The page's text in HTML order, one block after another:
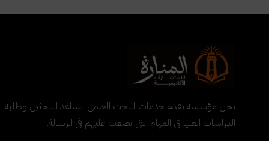
نحن مؤسسة تقدم خدمات البحث العلمي. نساعد الباحثين وطلبة
الدراسات العليا في المهام التي تصعب عليهم في الرسالة.